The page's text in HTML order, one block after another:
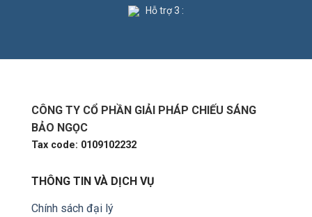
Hỗ trợ 3 :
CÔNG TY CỔ PHẦN GIẢI PHÁP CHIẾU SÁNG
BẢO NGỌC
Tax code: 0109102232
THÔNG TIN VÀ DỊCH VỤ
Chính sách đại lý